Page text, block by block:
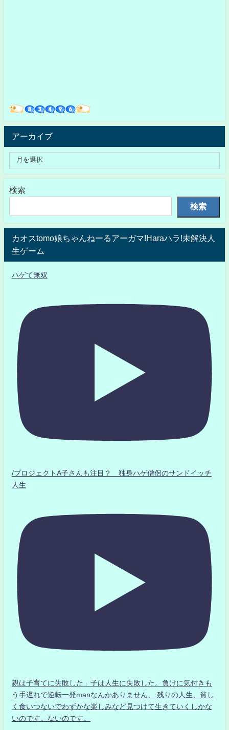
アーカイブ
検索
検索
カオスtomo娘ちゃんねーるアーガマ!Haraハラ!未解決人
生ゲーム
ハゲて無双
/プロジェクトA子さんも注目？ 独身ハゲ僧侶のサンドイッチ
人生
親は子育てに失敗した」子は人生に失敗した。負けに気付きも
う手遅れで逆転一発manなんかありません、 残りの人生、貧し
く食いつないでわずかな楽しみなど見つけて生きていくしかな
いのです。ないのです。